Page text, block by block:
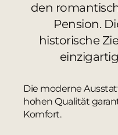
den
Pension.
historische
Die moderne
hohen Qualität
Komfort.